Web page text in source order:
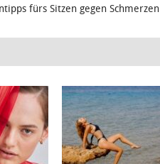
fürs Sitzen gegen Schmerzen